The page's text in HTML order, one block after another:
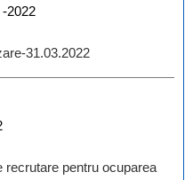
2022
31.03.2022
recrutare pentru ocuparea